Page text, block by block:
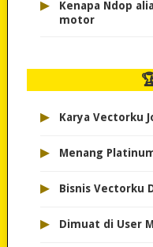
▸
Kenapa Ndop
motor
▸ Karya Vectorku
▸ Menang
▸ Bisnis Vectorku
▸ Dimuat di User